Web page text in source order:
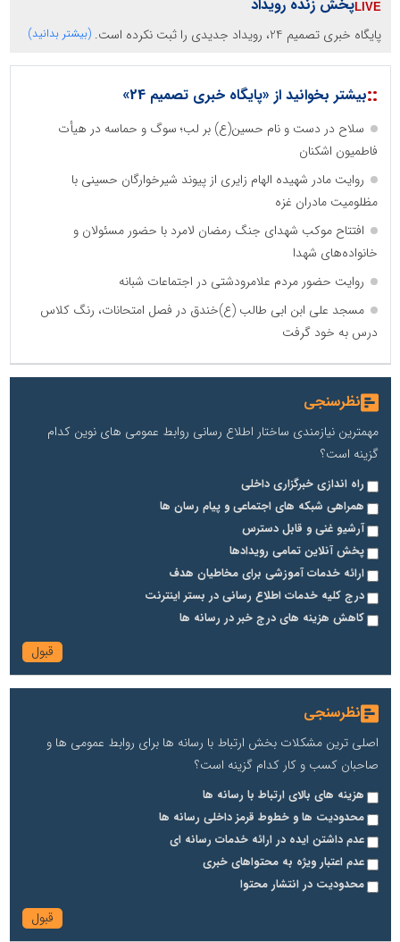
پخش زنده رویداد
پایگاه خبری تصمیم 24، رویداد جدیدی را ثبت نکرده است. (بیشتر بدانید)
::بیشتر بخوانید از «پایگاه خبری تصمیم 24»
سلاح در دست و نام حسین(ع) بر لب؛ سوگ و حماسه در هیأت
فاطمیون اشکنان
روایت مادر شهیده الهام زایری از پیوند شیرخوارگان حسینی با
مظلومیت مادران غزه
افتتاح موکب شهدای جنگ رمضان لامرد با حضور مسئولان و
خانواده‌های شهدا
روایت حضور مردم علامرودشتی در اجتماعات شبانه
مسجد علی ابن ابی طالب (ع)خندق در فصل امتحانات، رنگ کلاس
درس به خود گرفت
نظرسنجی
مهمترین نیازمندی ساختار اطلاع رسانی روابط عمومی های نوین کدام
گزینه است؟
راه اندازی خبرگزاری داخلی
همراهی شبکه های اجتماعی و پیام رسان ها
آرشیو غنی و قابل دسترس
پخش آنلاین تمامی رویدادها
ارائه خدمات آموزشی برای مخاطیان هدف
درج کلیه خدمات اطلاع رسانی در بستر اینترنت
کاهش هزینه های درج خبر در رسانه ها
نظرسنجی
اصلی ترین مشکلات بخش ارتباط با رسانه ها برای روابط عمومی ها و
صاحبان کسب و کار کدام گزینه است؟
هزینه های بالای ارتباط با رسانه ها
محدودیت ها و خطوط قرمز داخلی رسانه ها
عدم داشتن ایده در ارائه خدمات رسانه ای
عدم اعتبار ویژه به محتواهای خبری
محدودیت در انتشار محتوا